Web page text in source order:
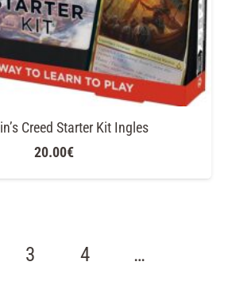
Creed Starter Kit Ingles
20.00€
3 4 …